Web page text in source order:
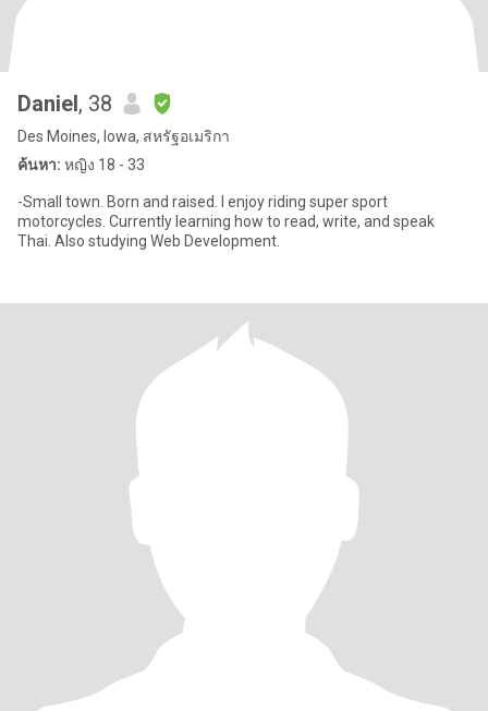
Daniel, 38
Des Moines, Iowa, สหรัฐอเมริกา
ค้นหา: หญิง 18 - 33
-Small town. Born and raised. I enjoy riding super sport
motorcycles. Currently learning how to read, write, and speak
Thai. Also studying Web Development.